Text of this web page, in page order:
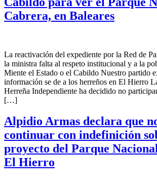
Cabrera, en Baleares
La reactivación del expediente por la Red de
la ministra falta al respeto institucional y a la
Miente el Estado o el Cabildo Nuestro partido
información se de a los herreños en El Hierro
Herreña Independiente ha decidido no
[…]
Alpidio Armas declara que
continuar con indefinición
proyecto del Parque
El Hierro